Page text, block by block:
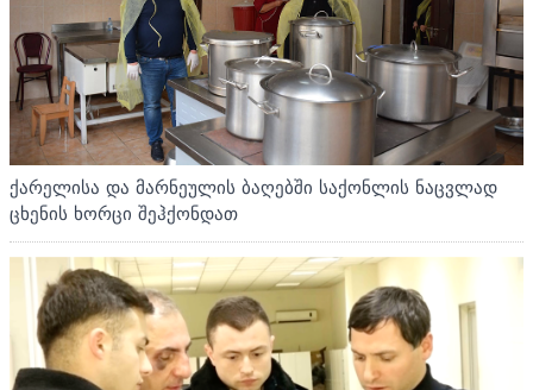
ქარელისა და მარნეულის ბაღებში საქონლის ნაცვლად
ცხენის ხორცი შეჰქონდათ